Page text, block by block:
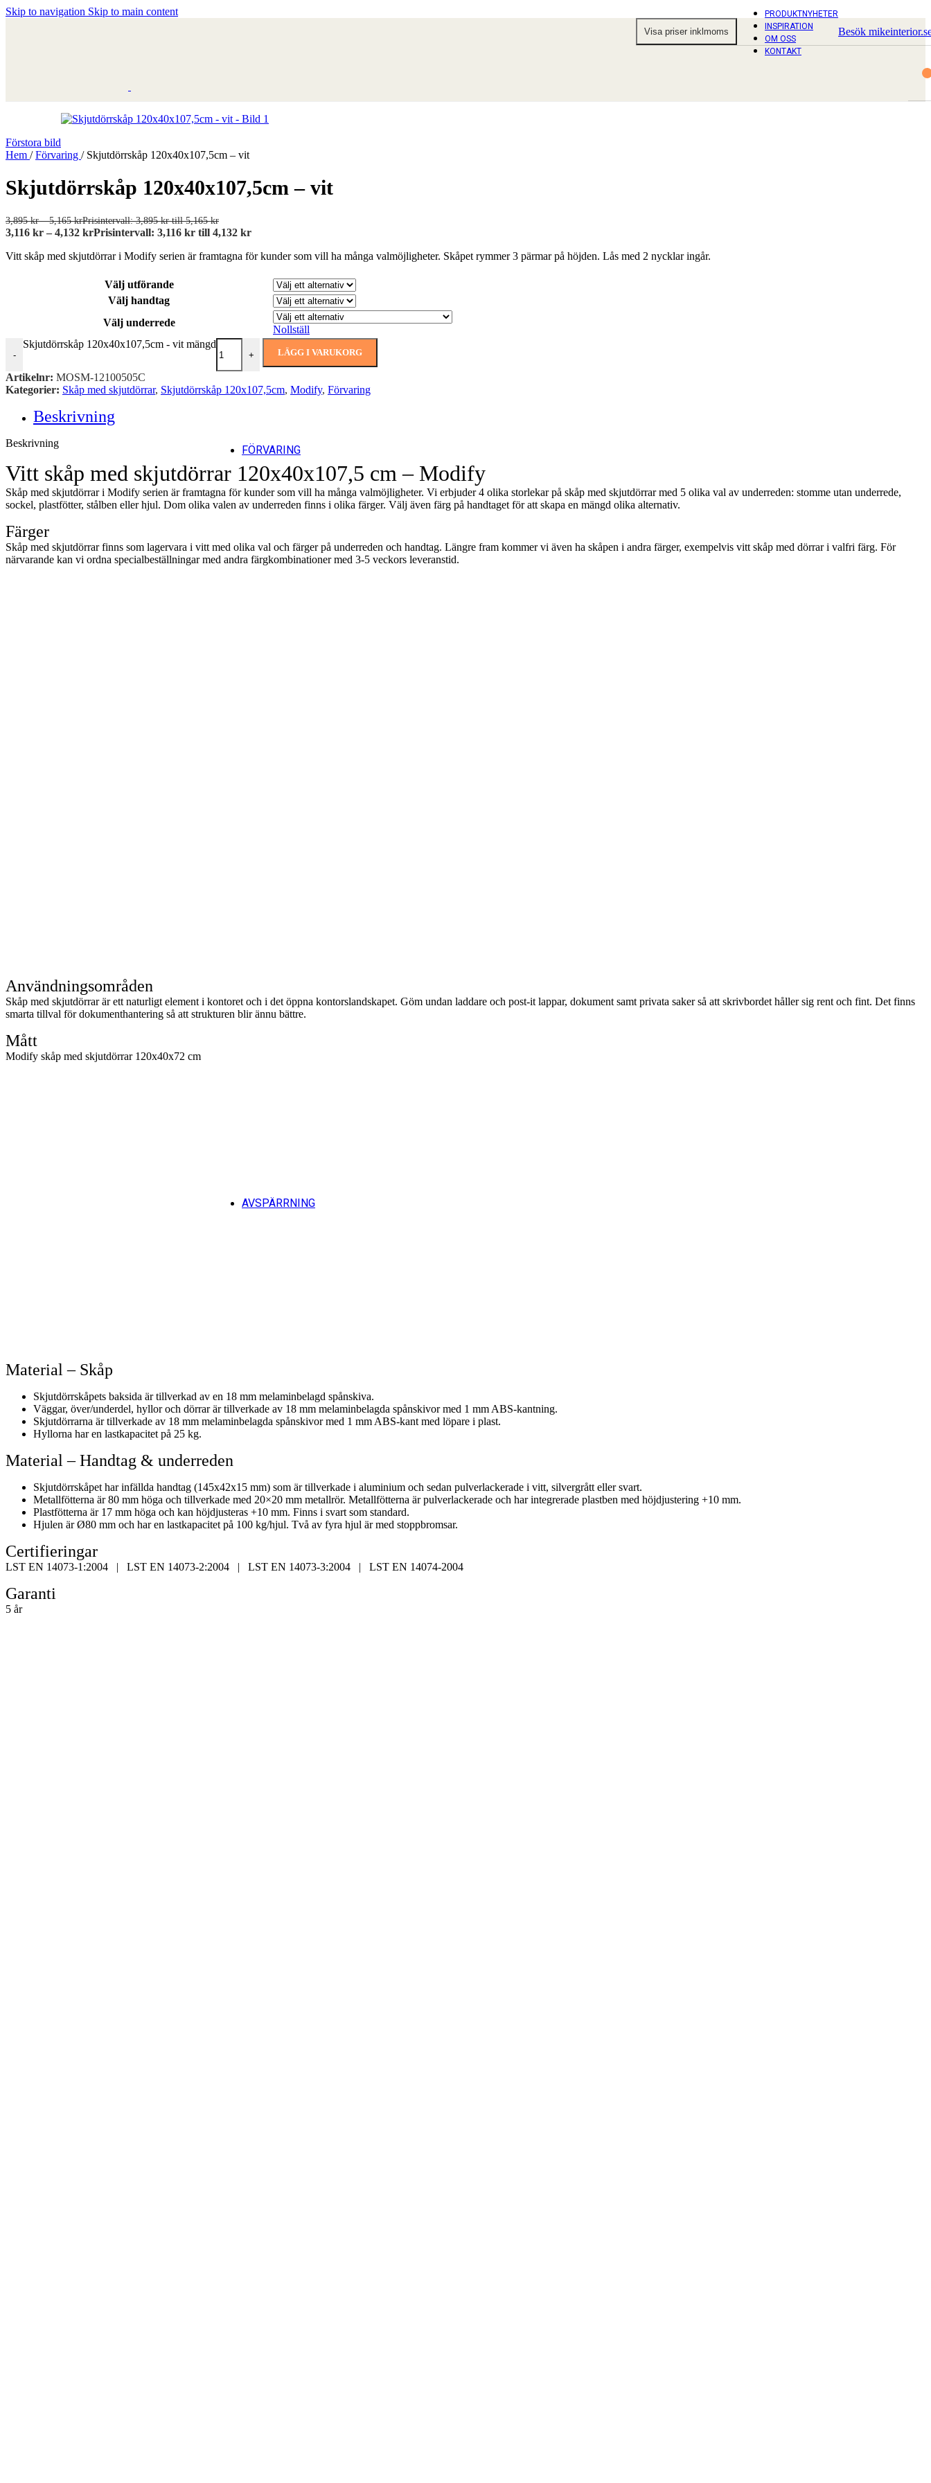
Skip to navigation Skip to main content
PRODUKTNYHETER
INSPIRATION
OM OSS
KONTAKT
Besök
Bordsskärmar
FÖRVARING
AVSPÄRRNING
Väggkassetter och väggfästen
Förstora bild
Hem / Förvaring / Skjutdörrskåp 120x40x107,5cm – vit
Skjutdörrskåp 120x40x107,5cm – vit
3,895kr – 5,165krPrisintervall: 3,895 kr till 5,165 kr
3,116 kr – 4,132 krPrisintervall: 3,116 kr till 4,132 kr
Vitt skåp med skjutdörrar i Modify serien är framtagna för kunder som vill ha många valmöjligheter. Skåpet rymmer 3 pärmar på höjden. Lås med 2 nycklar ingår.
Välj utförande
Välj handtag
Välj underrede
Nollställ
-
Skjutdörrskåp 120x40x107,5cm - vit mängd
+ LÄGG I VARUKORG
Artikelnr: MOSM-12100505C
Kategorier: Skåp med skjutdörrar, Skjutdörrskåp 120x107,5cm, Modify, Förvaring
Beskrivning
Beskrivning
Vitt skåp med skjutdörrar 120x40x107,5 cm – Modify
Skåp med skjutdörrar i Modify serien är framtagna för kunder som vill ha många valmöjligheter. Vi erbjuder 4 olika storlekar på skåp med skjutdörrar med 5 olika val av underreden: stomme utan underrede,
sockel, plastfötter, stålben eller hjul. Dom olika valen av underreden finns i olika färger. Välj även färg på handtaget för att skapa en mängd olika alternativ.
Färger
Skåp med skjutdörrar finns som lagervara i vitt med olika val och färger på underreden och handtag. Längre fram kommer vi även ha skåpen i andra färger, exempelvis vitt skåp med dörrar i valfri färg. För
närvarande kan vi ordna specialbeställningar med andra färgkombinationer med 3-5 veckors leveranstid.
Användningsområden
Skåp med skjutdörrar är ett naturligt element i kontoret och i det öppna kontorslandskapet. Göm undan laddare och post-it lappar, dokument samt privata saker så att skrivbordet håller sig rent och fint. Det finns
smarta tillval för dokumenthantering så att strukturen blir ännu bättre.
Mått
Modify skåp med skjutdörrar 120x40x72 cm
Material – Skåp
Skjutdörrskåpets baksida är tillverkad av en 18 mm melaminbelagd spånskiva.
Väggar, över/underdel, hyllor och dörrar är tillverkade av 18 mm melaminbelagda spånskivor med 1 mm ABS-kantning.
Skjutdörrarna är tillverkade av 18 mm melaminbelagda spånskivor med 1 mm ABS-kant med löpare i plast.
Hyllorna har en lastkapacitet på 25 kg.
Material – Handtag & underreden
Skjutdörrskåpet har infällda handtag (145x42x15 mm) som är tillverkade i aluminium och sedan pulverlackerade i vitt, silvergrått eller svart.
Metallfötterna är 80 mm höga och tillverkade med 20×20 mm metallrör. Metallfötterna är pulverlackerade och har integrerade plastben med höjdjustering +10 mm.
Plastfötterna är 17 mm höga och kan höjdjusteras +10 mm. Finns i svart som standard.
Hjulen är Ø80 mm och har en lastkapacitet på 100 kg/hjul. Två av fyra hjul är med stoppbromsar.
Certifieringar
LST EN 14073-1:2004 | LST EN 14073-2:2004 | LST EN 14073-3:2004 | LST EN 14074-2004
Garanti
5 år